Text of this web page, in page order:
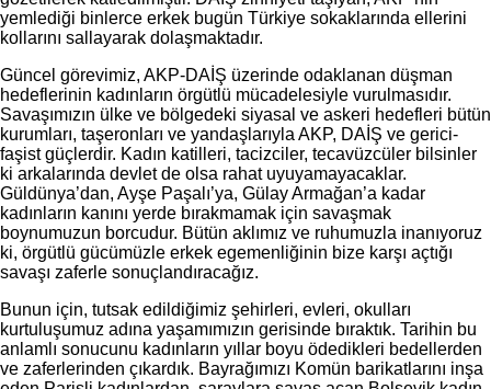
yemlediği binlerce erkek bugün Türkiye sokaklarında ellerini
kollarını sallayarak dolaşmaktadır.
Güncel görevimiz, AKP-DAİŞ üzerinde odaklanan düşman
hedeflerinin kadınların örgütlü mücadelesiyle vurulmasıdır.
Savaşımızın ülke ve bölgedeki siyasal ve askeri hedefleri bütün
kurumları, taşeronları ve yandaşlarıyla AKP, DAİŞ ve gerici-
faşist güçlerdir. Kadın katilleri, tacizciler, tecavüzcüler bilsinler
ki arkalarında devlet de olsa rahat uyuyamayacaklar.
Güldünya’dan, Ayşe Paşalı’ya, Gülay Armağan’a kadar
kadınların kanını yerde bırakmamak için savaşmak
boynumuzun borcudur. Bütün aklımız ve ruhumuzla inanıyoruz
ki, örgütlü gücümüzle erkek egemenliğinin bize karşı açtığı
savaşı zaferle sonuçlandıracağız.
Bunun için, tutsak edildiğimiz şehirleri, evleri, okulları
kurtuluşumuz adına yaşamımızın gerisinde bıraktık. Tarihin bu
anlamlı sonucunu kadınların yıllar boyu ödedikleri bedellerden
ve zaferlerinden çıkardık. Bayrağımızı Komün barikatlarını inşa